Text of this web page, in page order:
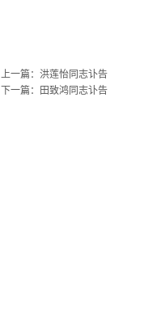
上一篇： 洪莲怡同志讣告
下一篇：
田致鸿同志讣告